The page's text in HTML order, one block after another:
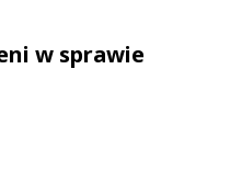
w sprawie